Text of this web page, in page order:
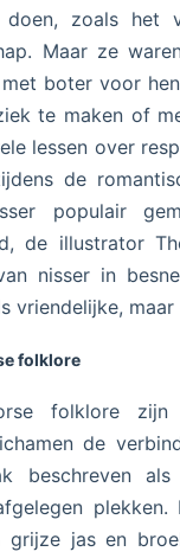
zoals het
Maar ze
boter voor
te maken of
lessen over
de
populair
de illustrator
nisser in
vriendelijke,
folklore
folklore zijn
de
beschreven
plekken.
grijze jas en